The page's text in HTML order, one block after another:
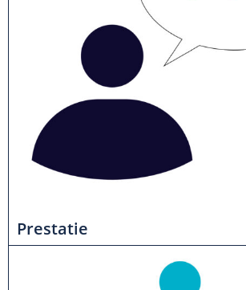
Prestatie